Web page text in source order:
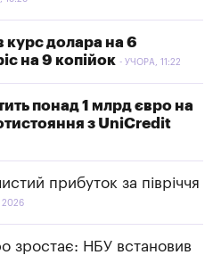
курс долара на 6
на 9 копійок
УЧОРА, 11:22
понад 1 млрд євро на
з UniCredit
прибуток за півріччя
2026
зростає: НБУ встановив